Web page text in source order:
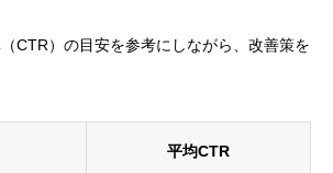
CTR）の目安を参考にしながら、改善策を
平均CTR